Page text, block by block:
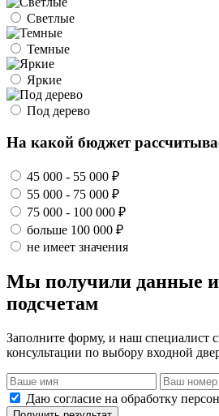
Светлые
Темные
Яркие
Под дерево
На какой бюджет
45 000 - 55 000 ₽
55 000 - 75 000 ₽
75 000 - 100 000 ₽
больше 100 000 ₽
не имеет значения
Мы получили данные и
подсчетам
Заполните форму, и наш специалист
консультации по выбору входной
Даю согласие на обработку